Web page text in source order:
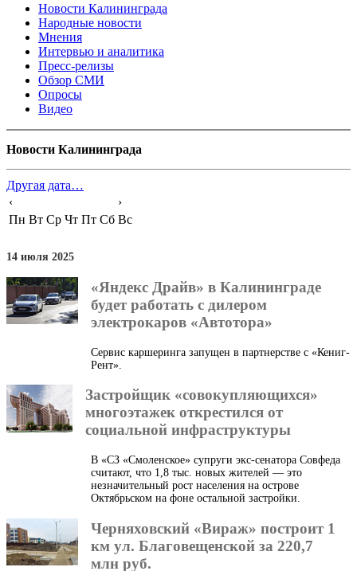
Новости Калининграда
Народные новости
Мнения
Интервью и аналитика
Пресс-релизы
Обзор СМИ
Опросы
Видео
Новости Калининграда
Другая дата…
‹
›
Пн Вт Ср Чт Пт Сб Вс
14 июля 2025
«Яндекс Драйв» в Калининграде
будет работать с дилером
электрокаров «Автотора»
Сервис каршеринга запущен в партнерстве с «Кениг-
Рент».
Застройщик «совокупляющихся»
многоэтажек открестился от
социальной инфраструктуры
В «СЗ «Смоленское» супруги экс-сенатора Совфеда
считают, что 1,8 тыс. новых жителей — это
незначительный рост населения на острове
Октябрьском на фоне остальной застройки.
Черняховский «Вираж» построит 1
км ул. Благовещенской за 220,7
млн руб.